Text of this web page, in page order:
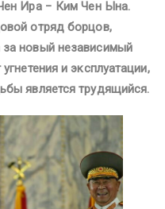
Ира − Ким Чен Ына.
отряд борцов,
за новый независимый
и эксплуатации,
является трудящийся.